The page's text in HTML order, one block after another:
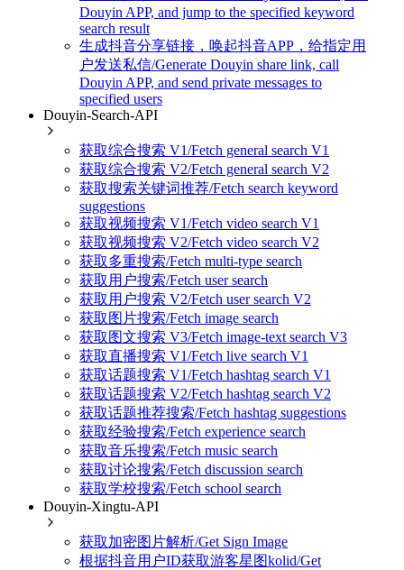
Douyin APP, and jump to the specified keyword
search result
生成抖音分享链接，唤起抖音APP，给指定用
户发送私信/Generate Douyin share link, call
Douyin APP, and send private messages to
specified users
Douyin-Search-API
获取综合搜索 V1/Fetch general search V1
获取综合搜索 V2/Fetch general search V2
获取搜索关键词推荐/Fetch search keyword
suggestions
获取视频搜索 V1/Fetch video search V1
获取视频搜索 V2/Fetch video search V2
获取多重搜索/Fetch multi-type search
获取用户搜索/Fetch user search
获取用户搜索 V2/Fetch user search V2
获取图片搜索/Fetch image search
获取图文搜索 V3/Fetch image-text search V3
获取直播搜索 V1/Fetch live search V1
获取话题搜索 V1/Fetch hashtag search V1
获取话题搜索 V2/Fetch hashtag search V2
获取话题推荐搜索/Fetch hashtag suggestions
获取经验搜索/Fetch experience search
获取音乐搜索/Fetch music search
获取讨论搜索/Fetch discussion search
获取学校搜索/Fetch school search
Douyin-Xingtu-API
获取加密图片解析/Get Sign Image
根据抖音用户ID获取游客星图kolid/Get